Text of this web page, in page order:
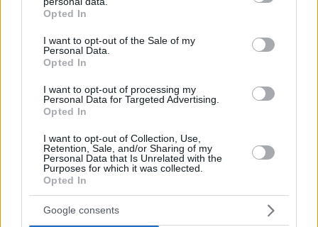
grant or deny consent to Google and its third-party tags to
use your data for below specified purposes in below Google
consent section.
Opted In
I want to opt-out of the Sale of my
Personal Data.
Opted In
I want to opt-out of processing my
Personal Data for Targeted Advertising.
Opted In
I want to opt-out of Collection, Use,
Retention, Sale, and/or Sharing of my
Personal Data that Is Unrelated with the
Purposes for which it was collected.
Opted In
Google consents
ήδη στηρίξειεπενδυτική συμφωνία 265
διεθνείς ομίλους για την ανάπτυξη νέων
ξενοδοχειακών μονάδων σε Κάιρο, Λούξορ,
συνολική ξενοδοχειακή δυναμικότητα να
φτάσει τις μισό εκατομμύριο κλίνες.
Με άλλα λόγια: το Κάιρο χτίζει υποδομές
για τεράστιο όγκο επισκεπτών και κάθε
χώρος retail, εστίασης ή εμπειρίας που
μπορεί να τους εξυπηρετήσει αξίζει